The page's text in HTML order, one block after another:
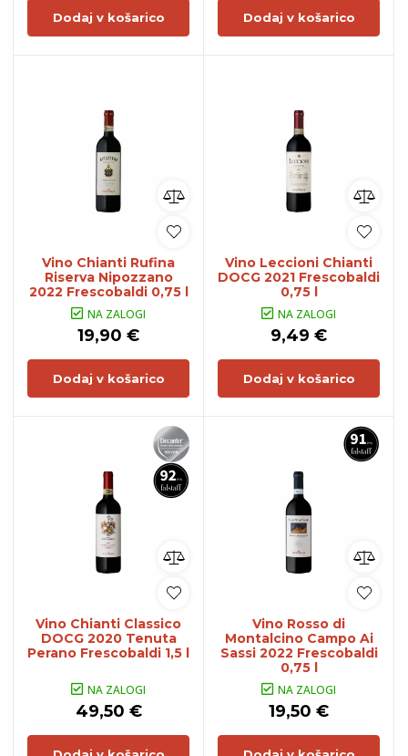
Dodaj v košarico Dodaj v košarico
Vino Chianti Rufina
Riserva Nipozzano
2022 Frescobaldi 0,75 l
NA ZALOGI
19,90 €
Dodaj v košarico
Vino Leccioni Chianti
DOCG 2021 Frescobaldi
0,75 l
NA ZALOGI
9,49 €
Dodaj v košarico
Vino Chianti Classico
DOCG 2020 Tenuta
Perano Frescobaldi 1,5 l
NA ZALOGI
49,50 €
Vino Rosso di
Montalcino Campo Ai
Sassi 2022 Frescobaldi
0,75 l
NA ZALOGI
19,50 €